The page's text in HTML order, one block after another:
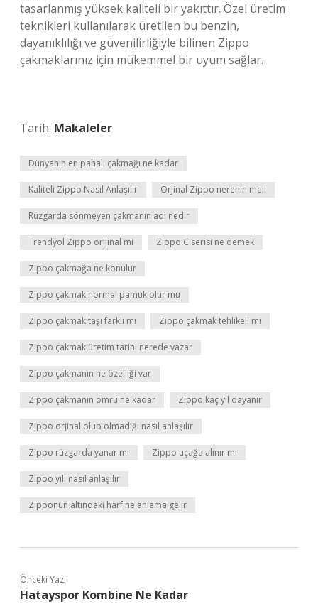
tasarlanmış yüksek kaliteli bir yakıttır. Özel üretim
teknikleri kullanılarak üretilen bu benzin,
dayanıklılığı ve güvenilirliğiyle bilinen Zippo
çakmaklarınız için mükemmel bir uyum sağlar.
Tarih: Makaleler
Dünyanın en pahalı çakmağı ne kadar
Kaliteli Zippo Nasıl Anlaşılır Orjinal Zippo nerenin malı
Rüzgarda sönmeyen çakmanın adı nedir
Trendyol Zippo orijinal mi Zippo C serisi ne demek
Zippo çakmağa ne konulur
Zippo çakmak normal pamuk olur mu
Zippo çakmak taşı farklı mı Zippo çakmak tehlikeli mi
Zippo çakmak üretim tarihi nerede yazar
Zippo çakmanın ne özelliği var
Zippo çakmanın ömrü ne kadar Zippo kaç yıl dayanır
Zippo orjinal olup olmadığı nasıl anlaşılır
Zippo rüzgarda yanar mı Zippo uçağa alınır mı
Zippo yılı nasıl anlaşılır
Zipponun altındaki harf ne anlama gelir
Önceki Yazı
Hatayspor Kombine Ne Kadar